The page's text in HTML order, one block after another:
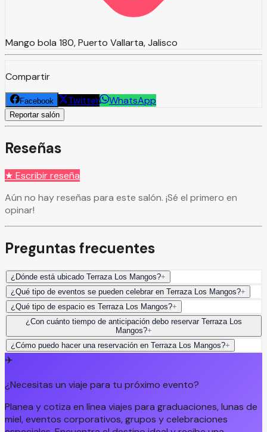
Mango bola 180, Puerto Vallarta, Jalisco
Compartir
Facebook Twitter WhatsApp
Reportar salón
Reseñas
★ Escribir reseña
Aún no hay reseñas para este salón. ¡Sé el primero en
opinar!
Preguntas frecuentes
¿Dónde está ubicado Terraza Los Mangos?+
¿Qué tipo de eventos se pueden celebrar en Terraza Los Mangos?+
¿Qué tipo de espacio es Terraza Los Mangos?+
¿Con cuánto tiempo de anticipación debo reservar Terraza Los
Mangos?+
¿Cómo puedo hacer una reservación en Terraza Los Mangos?+
✈️
¿Necesitas un viaje para tu próximo evento?
Planea y cotiza en línea viajes para graduaciones, lunas de
miel, eventos corporativos, grupos y celebraciones